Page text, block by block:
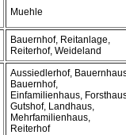
Muehle
Bauernhof, Reitanlage,
Reiterhof, Weideland
Aussiedlerhof,
Bauernhof,
Einfamilienhaus,
Gutshof, Landhaus,
Mehrfamilienhaus,
Reiterhof